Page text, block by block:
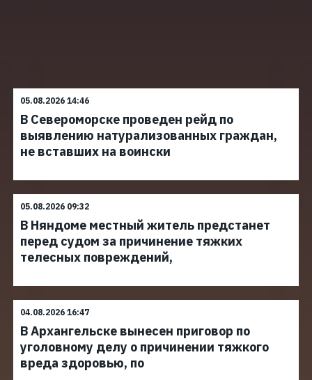
05.08.2026 14:46
В Североморске проведен рейд по
выявлению натурализованных граждан,
не вставших на воински
05.08.2026 09:32
В Няндоме местный житель предстанет
перед судом за причинение тяжких
телесных повреждений,
04.08.2026 16:47
В Архангельске вынесен приговор по
уголовному делу о причинении тяжкого
вреда здоровью, по